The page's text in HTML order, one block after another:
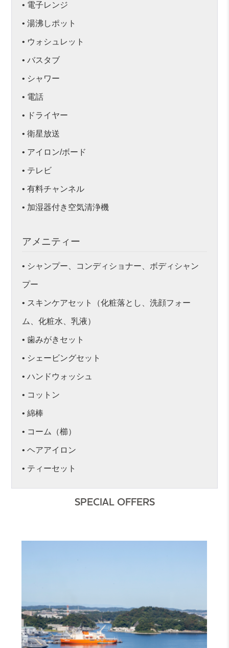
• 電子レンジ
• 湯沸しポット
• ウォシュレット
• バスタブ
• シャワー
• 電話
• ドライヤー
• 衛星放送
• アイロン/ボード
• テレビ
• 有料チャンネル
• 加湿器付き空気清浄機
アメニティー
• シャンプー、コンディショナー、ボディシャン
プー
• スキンケアセット（化粧落とし、洗顔フォー
ム、化粧水、乳液）
• 歯みがきセット
• シェービングセット
• ハンドウォッシュ
• コットン
• 綿棒
• コーム（櫛）
• ヘアアイロン
• ティーセット
SPECIAL OFFERS